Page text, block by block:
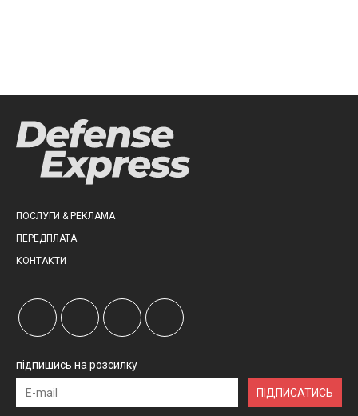
ПОСЛУГИ & РЕКЛАМА
ПЕРЕДПЛАТА
КОНТАКТИ
підпишись на розсилку
ПІДПИСАТИСЬ